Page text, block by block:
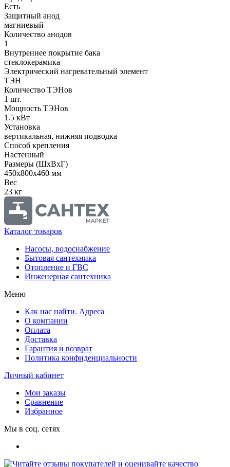
Есть
Защитный анод
магниевый
Количество анодов
1
Внутреннее покрытие бака
стеклокерамика
Электрический нагревательный элемент
ТЭН
Количество ТЭНов
1 шт.
Мощность ТЭНов
1.5 кВт
Установка
вертикальная, нижняя подводка
Способ крепления
Настенный
Размеры (ШхВхГ)
450x800x460 мм
Вес
23 кг
Каталог товаров
Насосы, водоснабжение
Бытовая сантехника
Отопление и ГВС
Инженерная сантехника
Меню
Как нас найти. Адреса
О компании
Оплата
Доставка
Гарантия и возврат
Политика конфиденциальности
Личный кабинет
Мои заказы
Сравнение
Избранное
Мы в соц. сетях